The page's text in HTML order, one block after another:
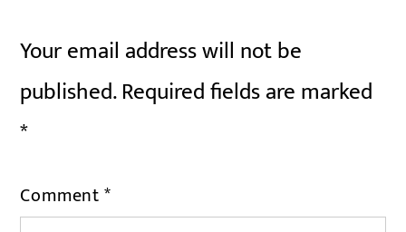
Your email address will not be
published.Required fields are marked
*
Comment*